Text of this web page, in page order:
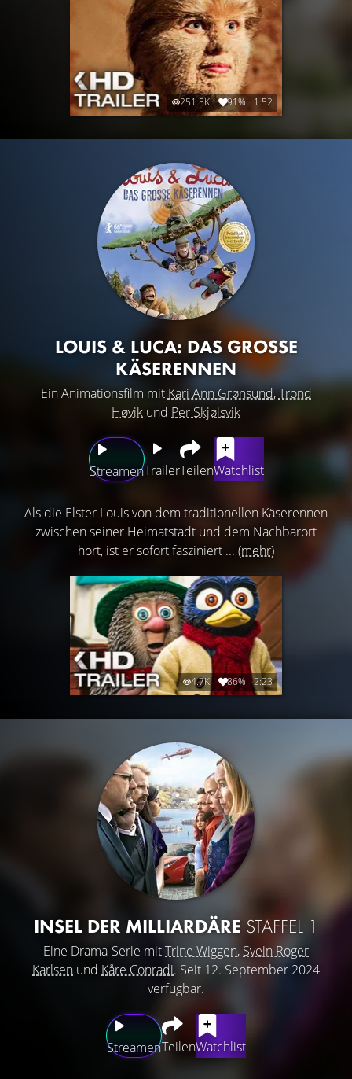
251.5K 91% 1:52
LOUIS & LUCA: DAS GROSSE K
ÄSERENNEN
Ein Animationsfilm mit Kari Ann Grønsund,Trond
Høvik und Per Skjølsvik
StreamenTrailerTeilenWatchlist
Als die Elster Louis von dem traditionellen Käserennen
zwischen seiner Heimatstadt und dem Nachbarort
hört, ist er sofort fasziniert ... (mehr)
4.7K 86% 2:23
INSEL DER MILLIARDÄRE STAFFEL 1
Eine Drama-Serie mitTrine Wiggen,Svein Roger
Karlsen und Kåre Conradi. Seit 12. September 2024
verfügbar.
StreamenTeilenWatchlist